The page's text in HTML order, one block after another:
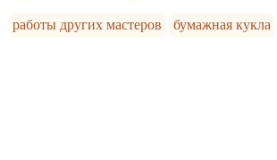
работы других мастеров бумажная кукла